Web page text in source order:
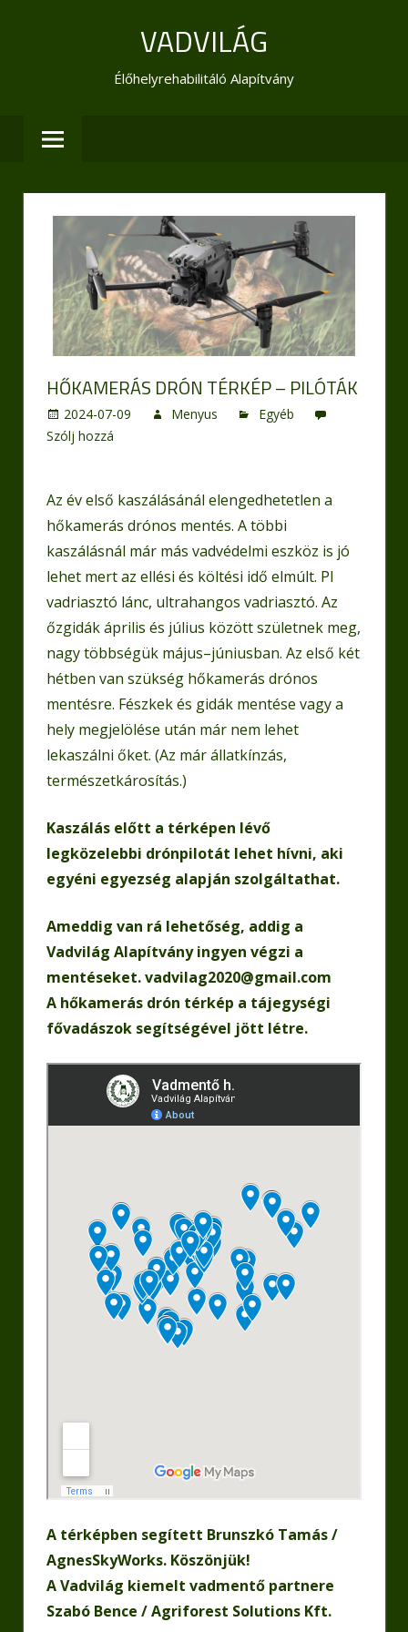
VADVILÁG
Élőhelyrehabilitáló Alapítvány
HŐKAMERÁS DRÓN TÉRKÉP – PILÓTÁK
2024-07-09 Menyus
Egyéb
Szólj hozzá
Az év első kaszálásánál elengedhetetlen a
hőkamerás drónos mentés. A többi
kaszálásnál már más vadvédelmi eszköz is jó
lehet mert az ellési és költési idő elmúlt. Pl
vadriasztó lánc, ultrahangos vadriasztó. Az
őzgidák április és július között születnek meg,
nagy többségük május–júniusban. Az első két
hétben van szükség hőkamerás drónos
mentésre. Fészkek és gidák mentése vagy a
hely megjelölése után már nem lehet
lekaszálni őket. (Az már állatkínzás,
természetkárosítás.)
Kaszálás előtt a térképen lévő
legközelebbi drónpilotát lehet hívni, aki
egyéni egyezség alapján szolgáltathat.
Ameddig van rá lehetőség, addig a
Vadvilág Alapítvány ingyen végzi a
mentéseket. vadvilag2020@gmail.com
A hőkamerás drón térkép a tájegységi
fővadászok segítségével jött létre.
A térképben segített Brunszkó Tamás /
AgnesSkyWorks. Köszönjük!
A Vadvilág kiemelt vadmentő partnere
Szabó Bence / Agriforest Solutions Kft.